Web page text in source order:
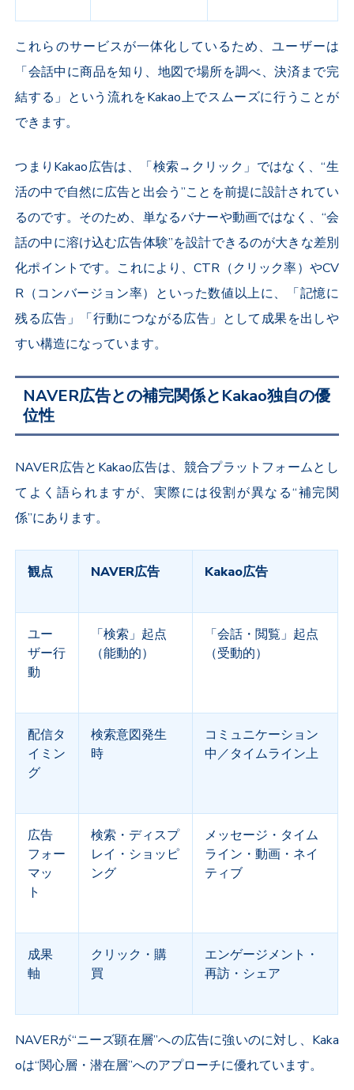
これらのサービスが一体化しているため、ユーザーは
「会話中に商品を知り、地図で場所を調べ、決済まで完
結する」という流れをKakao上でスムーズに行うことが
できます。
つまり Kakao広告は、「検索→ クリック」ではなく、“生
活の中で自然に広告と出会う”ことを前提に設計されてい
るのです。そのため、単なるバナーや動画ではなく、“会
話の中に溶け込む広告体験”を設計できるのが大きな差別
化ポイントです。これにより、CTR （クリック率）やCV
R （コンバージョン率）といった数値以上に、「記憶に
残る広告」「行動につながる広告」として成果を出しや
すい構造になっています。
NAVER広告との補完関係とKakao独自の優
位性
NAVER広告と Kakao広告は、競合プラットフォームとし
てよく語られますが、実際には役割が異なる“補完関
係”にあります。
観点 NAVER広告 Kakao広告
ユー
ザー行
動
「検索」起点
（能動的）
「会話・閲覧」起点
（受動的）
配信タ
イミン
グ
検索意図発生
時
コミュニケーション
中／タイムライン上
広告
フォー
マッ
ト
検索・ディスプ
レイ・ショッピ
ング
メッセージ・タイム
ライン・動画・ネイ
ティブ
成果
軸
クリック・購
買
エンゲージメント・
再訪・シェア
NAVERが“ニーズ顕在層”への広告に強いのに対し、 Kaka
oは“関心層・潜在層”へのアプローチに優れています。